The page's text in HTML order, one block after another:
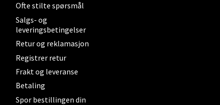
Ofte stilte spørsmål
Salgs- og
leveringsbetingelser
Retur og reklamasjon
Registrer retur
Frakt og leveranse
Betaling
Spor bestillingen din
0 i butikk
Leirvik - Stord